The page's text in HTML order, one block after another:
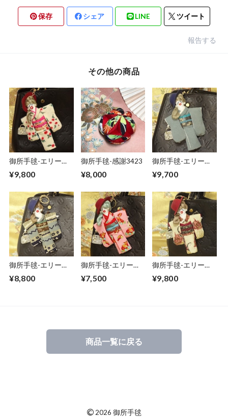
保存 シェア LINE ツイート
報告する
その他の商品
御所手毬-エリー
ル)
¥9,800
御所手毬-感謝3423
¥8,000
御所手毬-エリー
¥9,700
御所手毬-エリー
¥8,800
御所手毬-エリー
¥7,500
御所手毬-エリー
ル)
¥9,800
商品一覧に戻る
© 2026 御所手毬